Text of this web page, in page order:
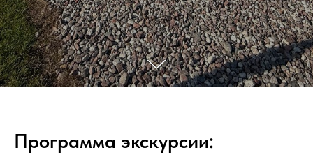
Программа экскурсии: